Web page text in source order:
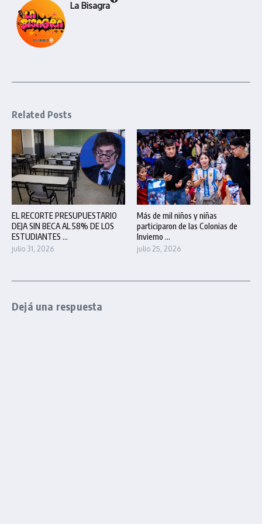
La Bisagra
Related Posts
EL RECORTE PRESUPUESTARIO
DEJA SIN BECA AL 58% DE LOS
ESTUDIANTES ...
julio 31, 2026
Más de mil niños y niñas
participaron de las Colonias de
Invierno ...
julio 25, 2026
Dejá una respuesta